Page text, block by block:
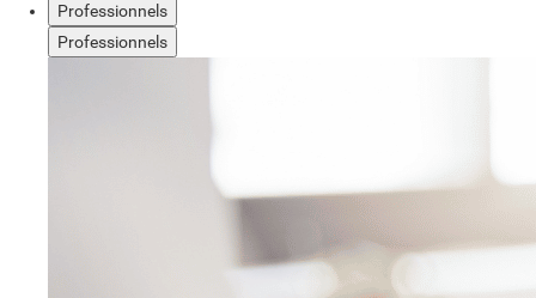
Professionnels
Professionnels